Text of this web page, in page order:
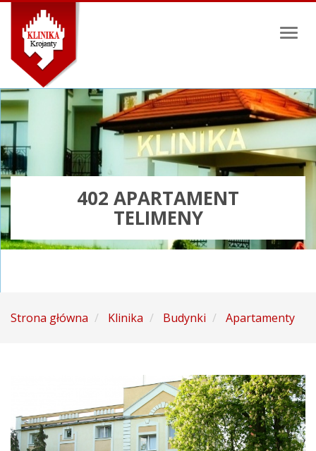
Toggle
402 APARTAMENT
TELIMENY
Strona główna Klinika Budynki Apartamenty